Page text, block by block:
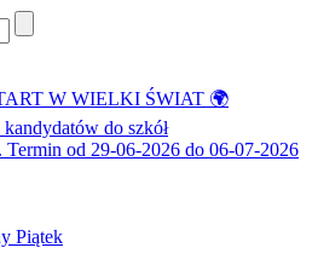
W WIELKI ŚWIAT 🌍
do szkół
Termin od 29-06-2026 do 06-07-2026
Piątek